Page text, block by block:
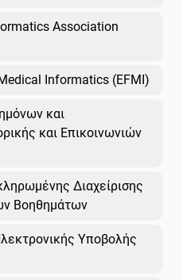
Association
Informatics (EFMI)
και
και Επικοινωνιών
Διαχείρισης
Βοηθημάτων
Υποβολής